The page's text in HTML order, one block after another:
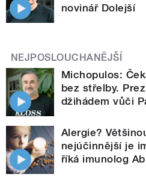
novinář Dolejší
NEJPOSLOUCHANĚJŠÍ
Michopulos:
bez střelby.
džihádem vůči
Alergie?
nejúčinnější je
říká imunolog